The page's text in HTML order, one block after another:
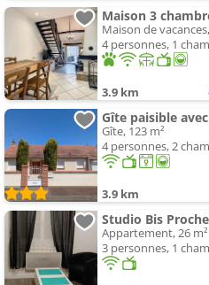
Maison 3
Maison de
4 personnes, 1
3.9 km
Gîte, 123 m²
4 personnes, 2
3.9 km
Studio Bis
Appartement, 26 m²
3 personnes, 1